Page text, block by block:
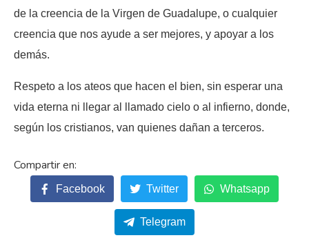
de la creencia de la Virgen de Guadalupe, o cualquier
creencia que nos ayude a ser mejores, y apoyar a los
demás.
Respeto a los ateos que hacen el bien, sin esperar una
vida eterna ni llegar al llamado cielo o al infierno, donde,
según los cristianos, van quienes dañan a terceros.
Facebook Twitter Whatsapp
Telegram